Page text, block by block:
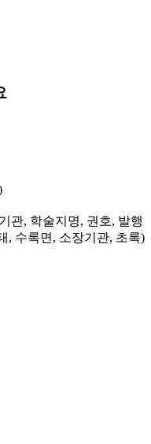
관, 학술지명, 권호, 발행
, 수록면, 소장기관, 초록)